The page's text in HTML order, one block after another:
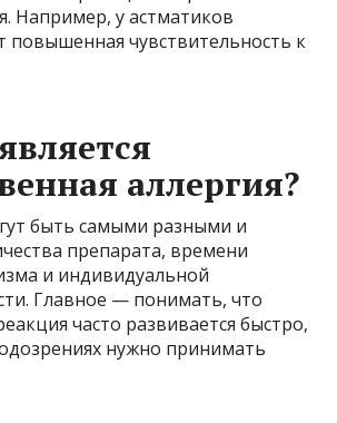
Например, у астматиков
повышенная чувствительность к
аллергия?
быть самыми разными и
препарата, времени
и индивидуальной
Главное — понимать, что
часто развивается быстро,
нужно принимать